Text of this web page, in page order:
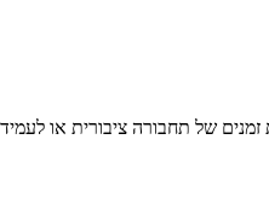
של תחבורה ציבורית או